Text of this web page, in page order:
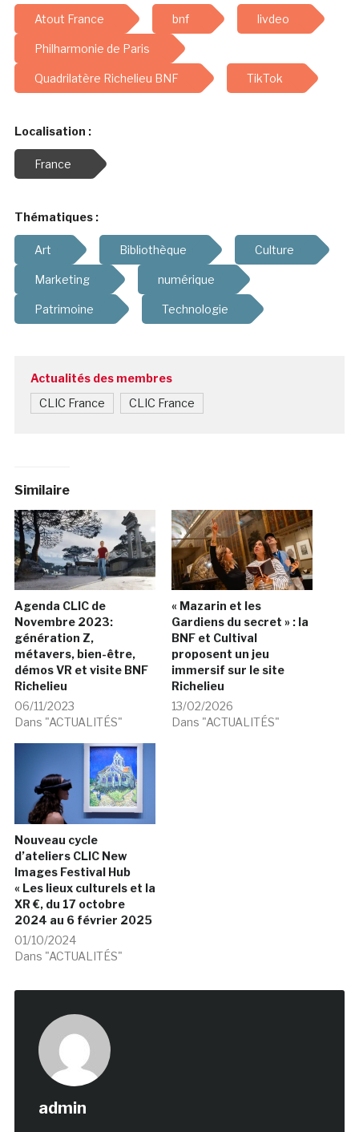
Atout France bnf livdeo
Philharmonie de Paris
Quadrilatère Richelieu BNF TikTok
Localisation :
France
Thématiques :
Art Bibliothèque Culture
Marketing numérique
Patrimoine Technologie
Actualités des membres
CLIC France CLIC France
Similaire
Agenda CLIC de
Novembre 2023:
génération Z,
métavers, bien-être,
démos VR et visite BNF
Richelieu
06/11/2023
Dans "ACTUALITÉS"
« Mazarin et les
Gardiens du secret » : la
BNF et Cultival
proposent un jeu
immersif sur le site
Richelieu
13/02/2026
Dans "ACTUALITÉS"
Nouveau cycle
d’ateliers CLIC New
Images Festival Hub
« Les lieux culturels et la
XR €, du 17 octobre
2024 au 6 février 2025
01/10/2024
Dans "ACTUALITÉS"
admin